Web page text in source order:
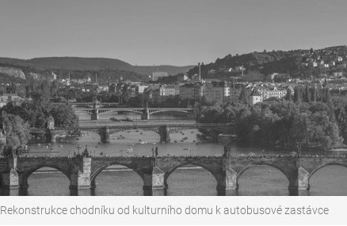
Rekonstrukce chodníku od kulturního domu k autobusové zastávce